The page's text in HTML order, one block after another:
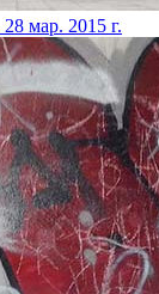
28 мар. 2015 г.